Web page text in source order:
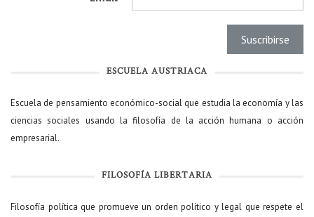
ESCUELA AUSTRIACA
Escuela de pensamiento económico-social que estudia la economía y las
ciencias sociales usando la filosofía de la acción humana o acción
empresarial.
FILOSOFÍA LIBERTARIA
Filosofía política que promueve un orden político y legal que respete el